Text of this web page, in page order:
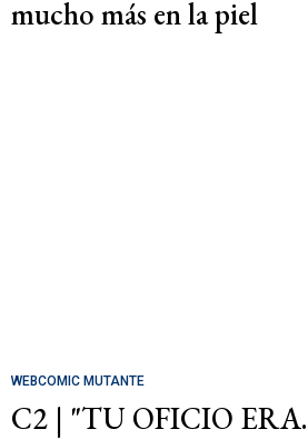
mucho más en la piel
WEBCOMIC MUTANTE
C2 | "TU OFICIO